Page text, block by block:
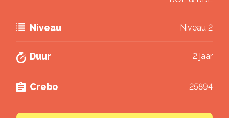
Niveau Niveau 2
Duur 2 jaar
Crebo 25894
Ik ga akkoord met het verwerken van mijn
gegevens volgens de
privacy voorwaarden van